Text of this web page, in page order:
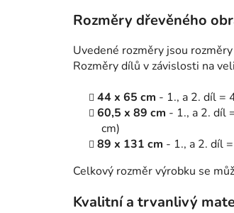
Rozměry dřevěného
Uvedené rozměry jsou
Rozměry dílů v závislosti na
44 x 65 cm - 1., a 2. díl =
60,5 x 89 cm - 1., a 2. díl
cm)
89 x 131 cm - 1., a 2. díl
Celkový rozměr výrobku se
Kvalitní a trvanlivý